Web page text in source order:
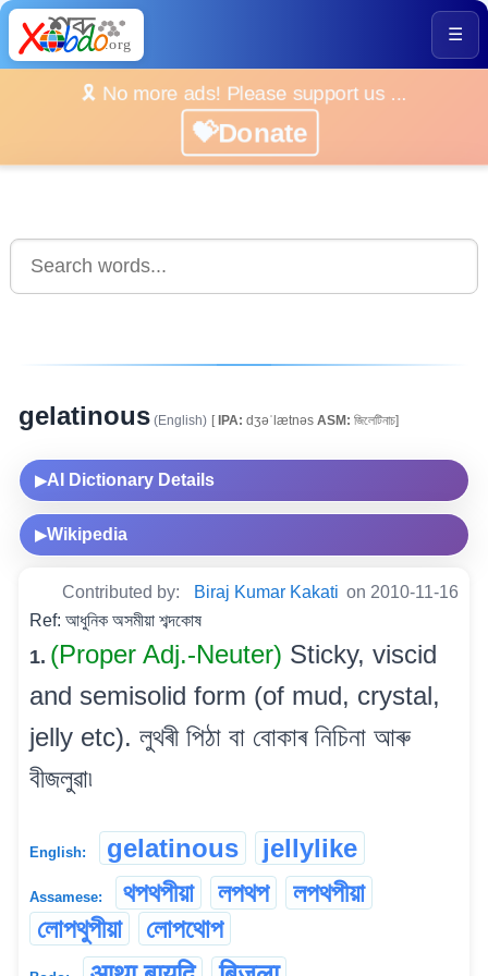
☰
🎗️ No more ads! Please support us ...
💝Donate
gelatinous (English) [IPA: dʒəˈlætnəs ASM: জিলেটিনাচ]
▶AI Dictionary Details
▶Wikipedia
Contributed by: Biraj Kumar Kakati on 2010-11-16
Ref: আধুনিক অসমীয়া শব্দকোষ
1. (Proper Adj.-Neuter) Sticky, viscid
and semisolid form (of mud, crystal,
jelly etc). লুথৰী পিঠা বা বোকাৰ নিচিনা আৰু
বীজলুৱা৷
English: gelatinous jellylike
Assamese: থপথপীয়া লপথপ
লপথপীয়া
লোপথুপীয়া
লোপথোপ